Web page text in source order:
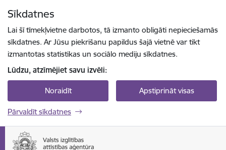
Sīkdatnes
Lai šī tīmekļvietne darbotos, tā izmanto obligāti nepieciešamās
sīkdatnes. Ar Jūsu piekrišanu papildus šajā vietnē var tikt
izmantotas statistikas un sociālo mediju sīkdatnes.
Lūdzu, atzīmējiet savu izvēli:
Noraidīt Apstiprināt visas
Pārvaldīt sīkdatnes